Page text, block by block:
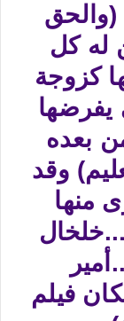
(والحق
له كل
كزوجة
يفرضها
بعده
وقد
منها
فيلم